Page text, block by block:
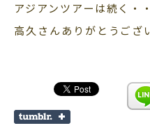
アジアンツアーは続く・
高久さんありがとうござ